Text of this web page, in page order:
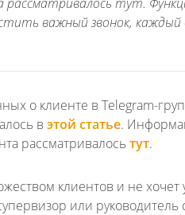
важный звонок, каждый
о клиенте в Telegram-
вэтой статье.
рассматривалосьтут.
клиентов и не
или руководитель